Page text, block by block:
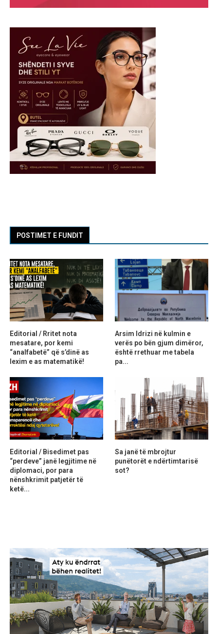
POSTIMET E FUNDIT
Editorial / Rritet nota
mesatare, por kemi
“analfabetë” që s’dinë as
lexim e as matematikë!
Arsim Idrizi në kulmin e
verës po bën gjum dimëror,
është rrethuar me tabela
pa...
Editorial / Bisedimet pas
“perdeve” janë legjitime në
diplomaci, por para
nënshkrimit patjetër të
ketë...
Sa janë të mbrojtur
punëtorët e ndërtimtarisë
sot?